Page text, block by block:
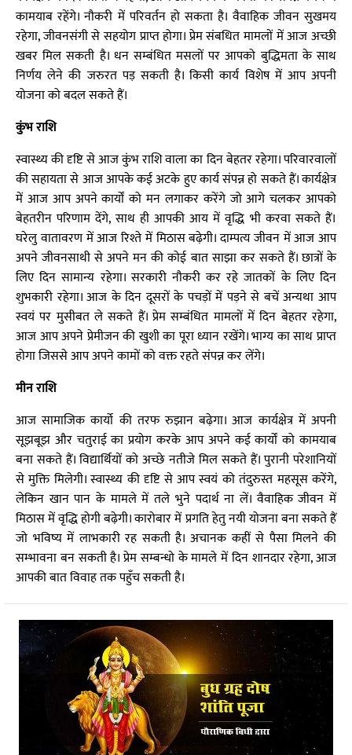
कामयाब रहेंगे। नौकरी में परिवर्तन हो सकता है। वैवाहिक जीवन सुखमय
रहेगा, जीवनसंगी से सहयोग प्राप्त होगा। प्रेम संबधित मामलों में आज अच्छी
खबर मिल सकती है। धन सम्बंधित मसलों पर आपको बुद्धिमता के साथ
निर्णय लेने की जरुरत पड़ सकती है। किसी कार्य विशेष में आप अपनी
योजना को बदल सकते हैं।
कुंभ राशि
स्वास्थ्य की दृष्टि से आज कुंभ राशि वाला का दिन बेहतर रहेगा। परिवारवालों
की सहायता से आज आपके कई अटके हुए कार्य संपन्न हो सकते हैं। कार्यक्षेत्र
में आज आप अपने कार्यों को मन लगाकर करेंगे जो आगे चलकर आपको
बेहतरीन परिणाम देंगे, साथ ही आपकी आय में वृद्धि भी करवा सकते हैं।
घरेलु वातावरण में आज रिश्ते में मिठास बढ़ेगी। दाम्पत्य जीवन में आज आप
अपने जीवनसाथी से अपने मन की कोई बात साझा कर सकते हैं। छात्रों के
लिए दिन सामान्य रहेगा। सरकारी नौकरी कर रहे जातकों के लिए दिन
शुभकारी रहेगा। आज के दिन दूसरों के पचड़ों में पड़ने से बचें अन्यथा आप
स्वयं पर मुसीबत ले सकते हैं। प्रेम सम्बंधित मामलों में दिन बेहतर रहेगा,
आज आप अपने प्रेमीजन की खुशी का पूरा ध्यान रखेंगे। भाग्य का साथ प्राप्त
होगा जिससे आप अपने कामों को वक्त रहते संपन्न कर लेंगे।
मीन राशि
आज सामाजिक कार्यो की तरफ रुझान बढ़ेगा। आज कार्यक्षेत्र में अपनी
सूझबूझ और चतुराई का प्रयोग करके आप अपने कई कार्यों को कामयाब
बना सकते हैं। विद्यार्थियों को अच्छे नतीजे मिल सकते हैं। पुरानी परेशानियों
से मुक्ति मिलेगी। स्वास्थ्य की दृष्टि से आप स्वयं को तंदुरुस्त महसूस करेंगे,
लेकिन खान पान के मामले में तले भुने पदार्थ ना लें। वैवाहिक जीवन में
मिठास में वृद्धि होगी बढ़ेगी। कारोबार में प्रगति हेतु नयी योजना बना सकते हैं
जो भविष्य में लाभकारी रह सकती है। अचानक कहीं से पैसा मिलने की
सम्भावना बन सकती है। प्रेम सम्बन्धो के मामले में दिन शानदार रहेगा, आज
आपकी बात विवाह तक पहुँच सकती है।